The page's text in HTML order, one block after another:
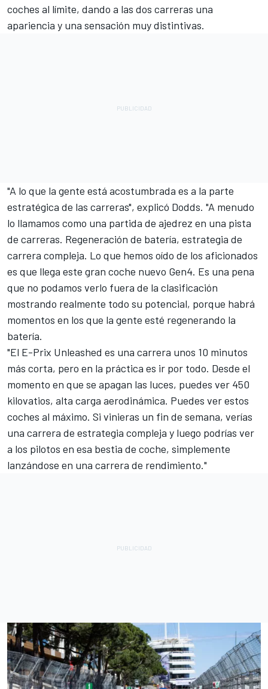
coches al límite, dando a las dos carreras una
apariencia y una sensación muy distintivas.
"A lo que la gente está acostumbrada es a la parte
estratégica de las carreras", explicó Dodds. "A menudo
lo llamamos como una partida de ajedrez en una pista
de carreras. Regeneración de batería, estrategia de
carrera compleja. Lo que hemos oído de los aficionados
es que llega este gran coche nuevo Gen4. Es una pena
que no podamos verlo fuera de la clasificación
mostrando realmente todo su potencial, porque habrá
momentos en los que la gente esté regenerando la
batería.
"El E-Prix Unleashed es una carrera unos 10 minutos
más corta, pero en la práctica es ir por todo. Desde el
momento en que se apagan las luces, puedes ver 450
kilovatios, alta carga aerodinámica. Puedes ver estos
coches al máximo. Si vinieras un fin de semana, verías
una carrera de estrategia compleja y luego podrías ver
a los pilotos en esa bestia de coche, simplemente
lanzándose en una carrera de rendimiento."